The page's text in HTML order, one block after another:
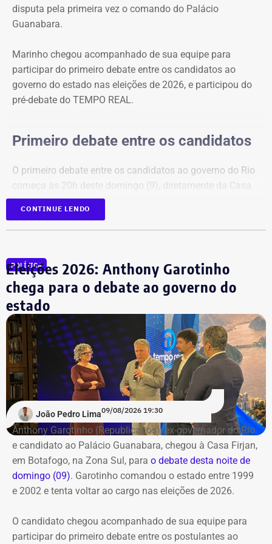
as eleições municipais de 2024 em todo o estado do Rio
e, agora, amplia a cobertura para a disputa pelo governo
Acompanhe a transmissão e a cobertura em tempo real
do primeiro debate entre os candidatos ao governo do
Rio.
disputa pela primeira vez o comando do Palácio
Guanabara.
Marinho chegou acompanhado de sua equipe para
participar do primeiro debate entre os candidatos ao
governo do estado nas eleições de 2026, e participou do
pré-debate do TEMPO REAL.
Primeiro debate entre os candidatos
O primeiro debate entre os candidatos ao governo do Rio
começa às 20h deste domingo (9), diretamente da Casa
Firjan, em Botafogo, na Zona Sul. O encontro terá
BandNews FM Rio (90.3 FM) e peloYouTube do TEMPO
Participam do debate André Marinho (Novo), Anthony
Garotinho (Republicanos), Douglas Ruas (PL) e Willian
Siri (PSOL). O candidato Eduardo Paes (PSD) informou
na noite anterior que não iria comparecer.
O público também poderá acompanhar a cobertura
especial do TEMPO REAL pelo Instagram do portal, com
transmissão e atualizações nos Stories. Estamos ao vivo
com o pré-debate desde às 19h.Acompanhe pelo link.
CONTINUE LENDO
POLÍTICA
Eleições 2026: Anthony Garotinho
chega para o debate ao governo do
estado
João Pedro Lima09/08/2026 19:30
Anthony Garotinho (Republicanos), ex-governador do Rio
e candidato ao Palácio Guanabara, chegou à Casa Firjan,
em Botafogo, na Zona Sul, para o debate desta noite de
domingo (09). Garotinho comandou o estado entre 1999
e 2002 e tenta voltar ao cargo nas eleições de 2026.
O candidato chegou acompanhado de sua equipe para
participar do primeiro debate entre os postulantes ao